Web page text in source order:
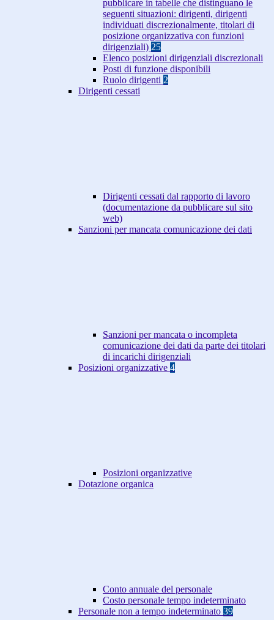
pubblicare in tabelle che distinguano le
seguenti situazioni: dirigenti, dirigenti
individuati discrezionalmente, titolari di
posizione organizzativa con funzioni
dirigenziali) 25
Elenco posizioni dirigenziali discrezionali
Posti di funzione disponibili
Ruolo dirigenti 2
Dirigenti cessati
Dirigenti cessati dal rapporto di lavoro
(documentazione da pubblicare sul sito
web)
Sanzioni per mancata comunicazione dei dati
Sanzioni per mancata o incompleta
comunicazione dei dati da parte dei titolari
di incarichi dirigenziali
Posizioni organizzative 4
Posizioni organizzative
Dotazione organica
Conto annuale del personale
Costo personale tempo indeterminato
Personale non a tempo indeterminato 39